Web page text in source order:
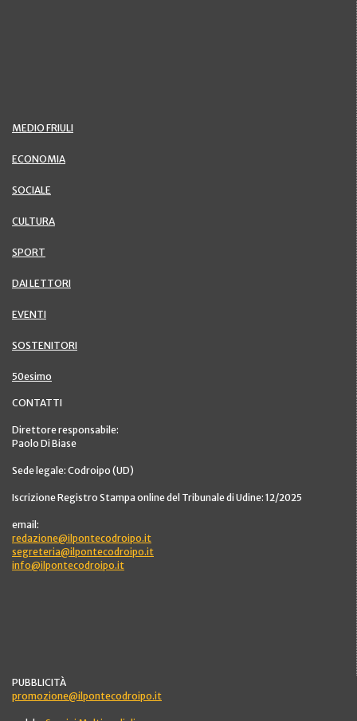
MEDIO FRIULI
ECONOMIA
SOCIALE
CULTURA
SPORT
DAI LETTORI
EVENTI
SOSTENITORI
50esimo
CONTATTI
Direttore responsabile:
Paolo Di Biase
Sede legale: Codroipo (UD)
Iscrizione Registro Stampa online del Tribunale di Udine: 12/2025
email:
redazione@ilpontecodroipo.it
segreteria@ilpontecodroipo.it
info@ilpontecodroipo.it
PUBBLICITÀ
promozione@ilpontecodroipo.it